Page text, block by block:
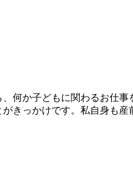
何か子どもに関わるお仕
きっかけです。私自身も